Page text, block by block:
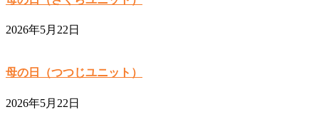
2026年5月22日
母の日（つつじユニット）
2026年5月22日